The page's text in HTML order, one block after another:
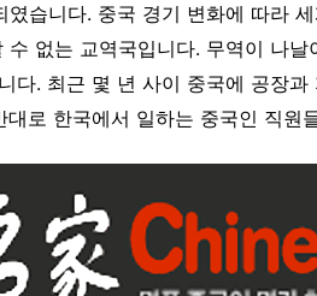
습니다. 중국 경기 변화에 따라
없는 교역국입니다. 무역이 나
다. 최근 몇 년 사이 중국에 공장
로 한국에서 일하는 중국인 직원